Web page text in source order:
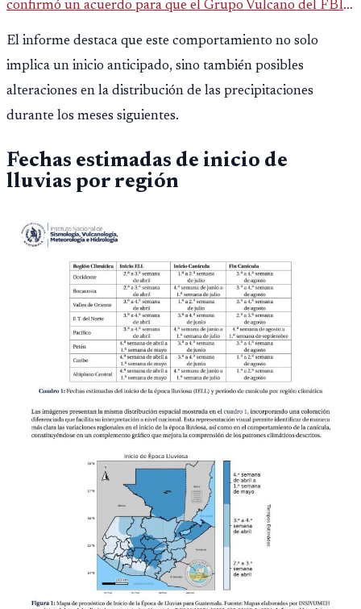
confirmó un acuerdo para que el Grupo Vulcano del FBI
opere en Guatemala a partir de julio, tras un intento
fallido con la administración anterior del Ministerio
Público.
El informe destaca que este comportamiento no solo
implica un inicio anticipado, sino también posibles
alteraciones en la distribución de las precipitaciones
durante los meses siguientes.
Fechas estimadas de inicio de
lluvias por región